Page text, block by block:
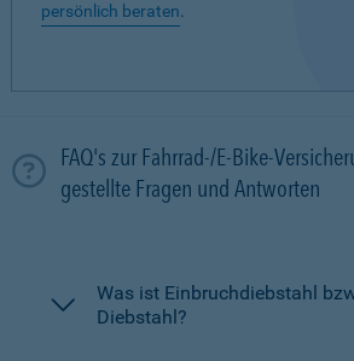
persönlich beraten.
FAQ's zur Fahrrad-/E-Bike-
gestellte Fragen und Antworten
Was ist Einbruchdiebstahl
Diebstahl?